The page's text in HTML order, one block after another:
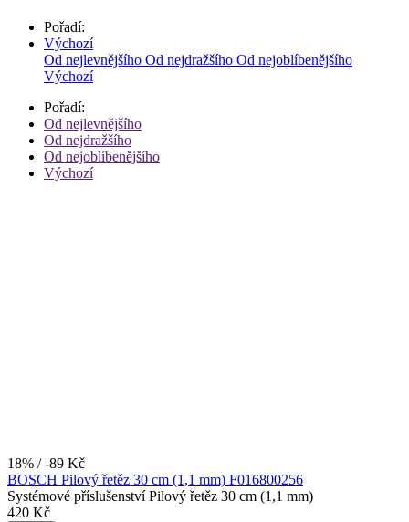
Pořadí:
Výchozí
Od nejlevnějšího Od nejdražšího Od nejoblíbenějšího
Výchozí
Pořadí:
Od nejlevnějšího
Od nejdražšího
Od nejoblíbenějšího
Výchozí
18% / -89 Kč
BOSCH Pilový řetěz 30 cm (1,1 mm) F016800256
Systémové příslušenství Pilový řetěz 30 cm (1,1 mm)
420 Kč